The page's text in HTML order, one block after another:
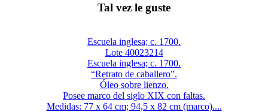
Tal vez le guste
Escuela inglesa; c. 1700.
Lote 40023214
Escuela inglesa; c. 1700.
“Retrato de caballero”.
Óleo sobre lienzo.
Posee marco del siglo XIX con faltas.
Medidas: 77 x 64 cm; 94,5 x 82 cm (marco)....